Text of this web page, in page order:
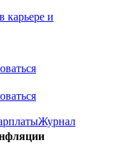
карьере и
Журнал